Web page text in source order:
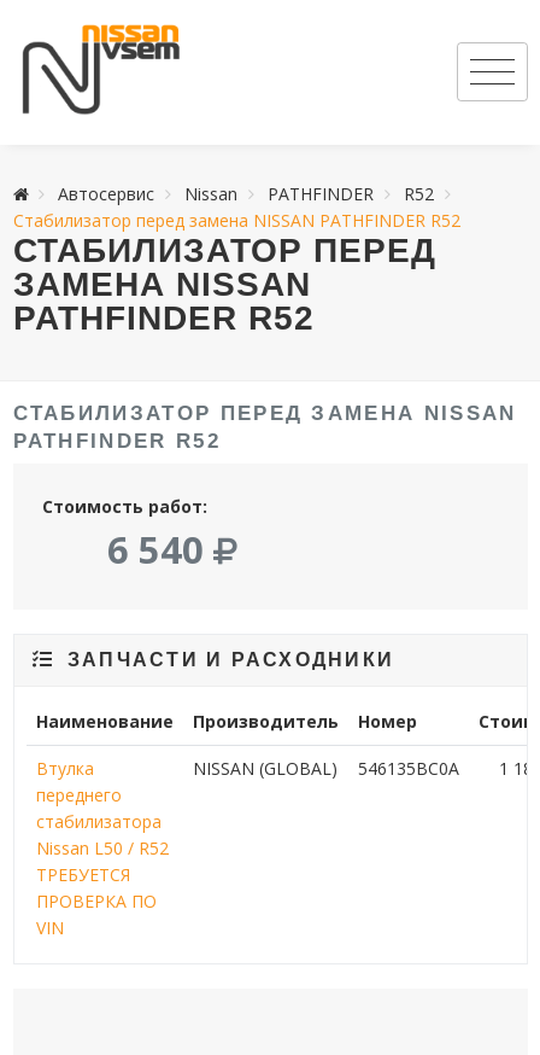
Автосервис Nissan PATHFINDER
R52
Стабилизатор перед замена NISSAN PATHFINDER R52
СТАБИЛИЗАТОР ПЕРЕД
ЗАМЕНА NISSAN
PATHFINDER R52
СТАБИЛИЗАТОР ПЕРЕД ЗАМЕНА NISSAN
PATHFINDER R52
Стоимость работ:
6 540
ЗАПЧАСТИ И РАСХОДНИКИ
Наименование Производитель Номер
Втулка
переднего
стабилизатора
Nissan L50 / R52
ТРЕБУЕТСЯ
ПРОВЕРКА ПО
VIN
NISSAN (GLOBAL) 546135BC0A 1